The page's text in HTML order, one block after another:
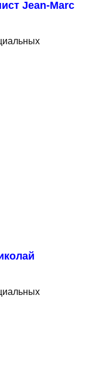
Jean-Marc